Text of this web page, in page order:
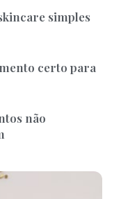
simples
certo para
não